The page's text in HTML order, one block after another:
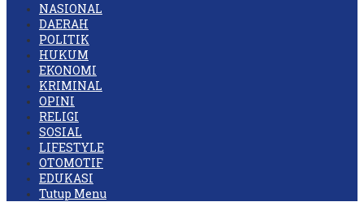
NASIONAL
DAERAH
POLITIK
HUKUM
EKONOMI
KRIMINAL
OPINI
RELIGI
SOSIAL
LIFESTYLE
OTOMOTIF
EDUKASI
Tutup Menu